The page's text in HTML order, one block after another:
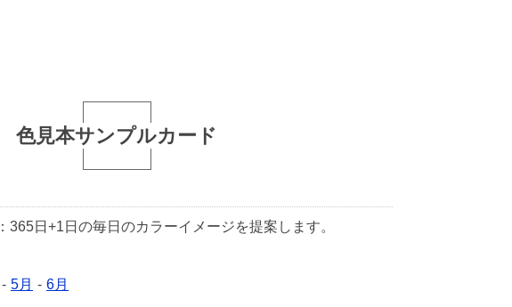
色見本サンプルカード
：365日+1日の毎日のカラーイメージを提案します。
- 5月 - 6月